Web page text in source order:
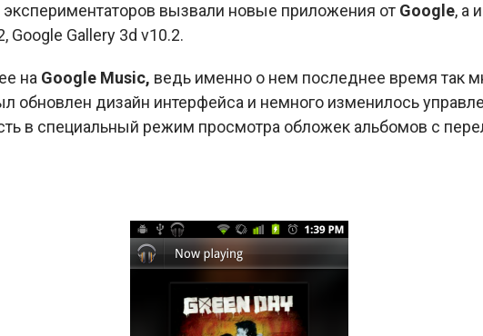
вызвали новые приложения от Google, а
Google Gallery 3d v10.2.
на Google Music, ведь именно о нем последнее время так
обновлен дизайн интерфейса и немного изменилось
в специальный режим просмотра обложек альбомов с